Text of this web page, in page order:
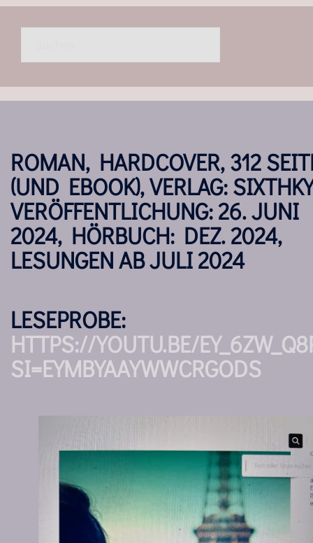
ROMAN, HARDCOVER, 312
(UND EBOOK), VERLAG:
VERÖFFENTLICHUNG: 26. JUNI
2024, HÖRBUCH: DEZ. 2024,
LESUNGEN AB JULI 2024
LESEPROBE:
HTTPS://YOUTU.BE/
SI=EYMBYAAYWWCRGODS